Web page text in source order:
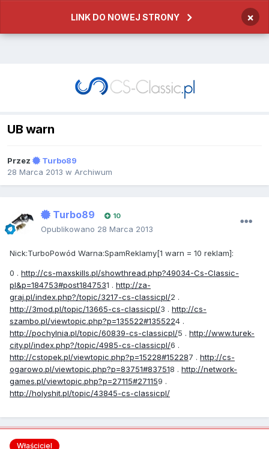
LINK DO NOWEJ STRONY ×
UB warn
Przez
Turbo89
28 Marca 2013 w Archiwum
Turbo89 10
Opublikowano 28 Marca 2013
Nick:TurboPowód Warna:SpamReklamy[1 warn = 10 reklam]:
0 . http://cs-maxskills.pl/showthread.php?49034-Cs-Classic-
pl&p=184753#post1847531 . http://za-
graj.pl/index.php?/topic/3217-cs-classicpl/2 .
http://3mod.pl/topic/13665-cs-classicpl/3 . http://cs-
szambo.pl/viewtopic.php?p=135522#1355224 .
http://pochylnia.pl/topic/60839-cs-classicpl/5 . http://www.turek-
city.pl/index.php?/topic/4985-cs-classicpl/6 .
http://cstopek.pl/viewtopic.php?p=15228#152287 . http://cs-
ogarowo.pl/viewtopic.php?p=83751#837518 . http://network-
games.pl/viewtopic.php?p=27115#271159 .
http://holyshit.pl/topic/43845-cs-classicpl/
Właściciel